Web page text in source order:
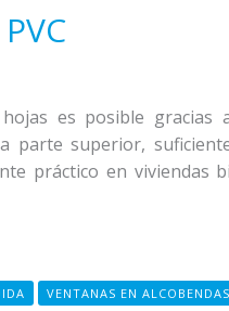
es posible gracias
parte superior,
práctico en viviendas
VENTANAS EN ALCOBENDAS